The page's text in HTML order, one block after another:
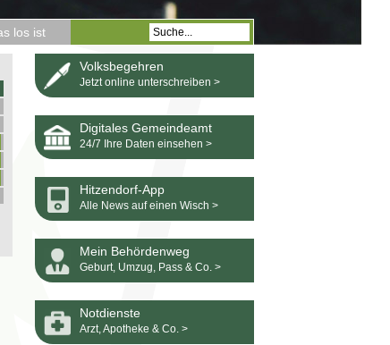
los ist
Volksbegehren
Jetzt online unterschreiben >
Digitales Gemeindeamt
24/7 Ihre Daten einsehen >
Hitzendorf-App
Alle News auf einen Wisch >
Mein Behördenweg
Geburt, Umzug, Pass & Co. >
Notdienste
Arzt, Apotheke & Co. >